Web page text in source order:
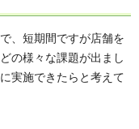
、短期間ですが店舗を
の様々な課題が出まし
実施できたらと考えて